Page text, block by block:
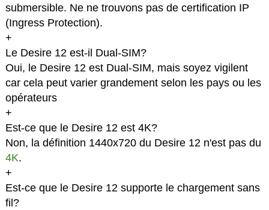
submersible. Ne ne trouvons pas de certification IP
(Ingress Protection).
+
Le Desire 12 est-il Dual-SIM?
Oui, le Desire 12 est Dual-SIM, mais soyez vigilent
car cela peut varier grandement selon les pays ou les
opérateurs
+
Est-ce que le Desire 12 est 4K?
Non, la définition 1440x720 du Desire 12 n'est pas du
4K.
+
Est-ce que le Desire 12 supporte le chargement sans
fil?